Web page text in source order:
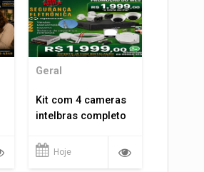
Geral
Kit com 4 cameras
intelbras completo
Hoje